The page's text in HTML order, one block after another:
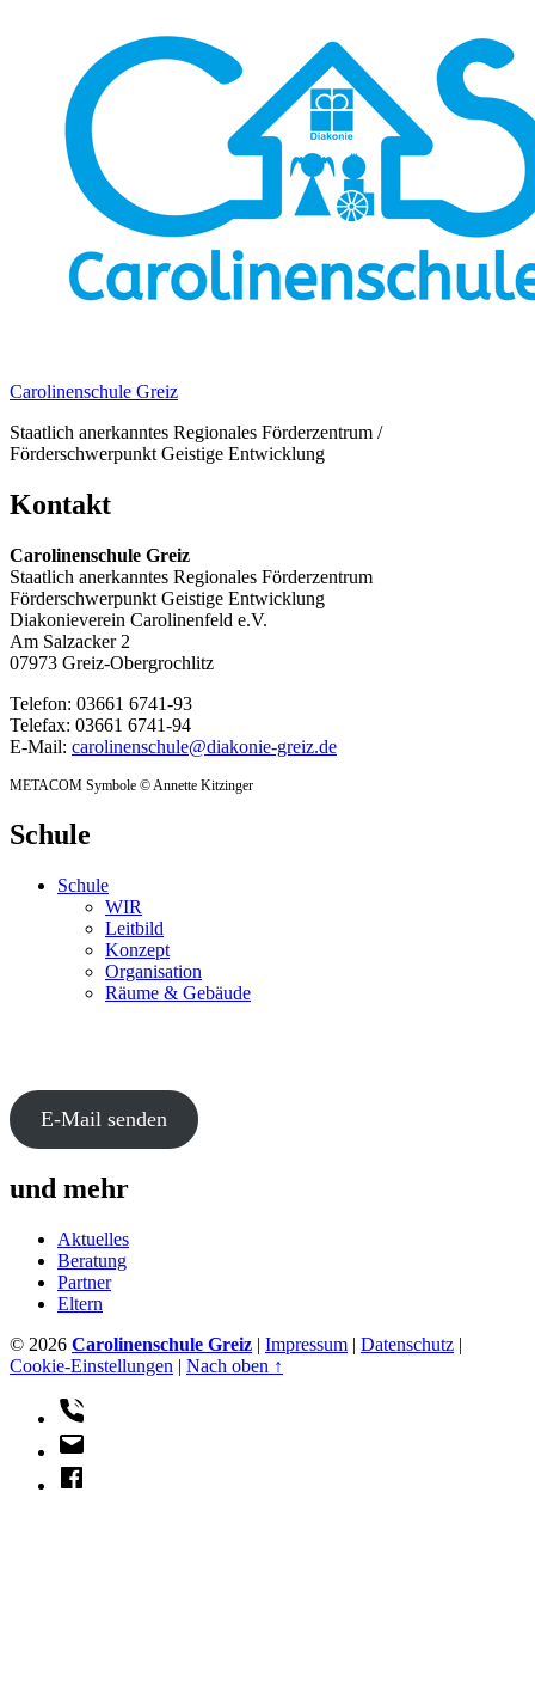
Carolinenschule Greiz
Staatlich anerkanntes Regionales Förderzentrum /
Förderschwerpunkt Geistige Entwicklung
Kontakt
Carolinenschule Greiz
Staatlich anerkanntes Regionales Förderzentrum
Förderschwerpunkt Geistige Entwicklung
Diakonieverein Carolinenfeld e.V.
Am Salzacker 2
07973 Greiz-Obergrochlitz
Telefon: 03661 6741-93
Telefax: 03661 6741-94
E-Mail: carolinenschule@diakonie-greiz.de
METACOM Symbole © Annette Kitzinger
Schule
Schule
WIR
Leitbild
Konzept
Organisation
Räume & Gebäude
E-Mail senden
und mehr
Aktuelles
Beratung
Partner
Eltern
© 2026 Carolinenschule Greiz | Impressum | Datenschutz |
Cookie-Einstellungen | Nach oben ↑
Telefon
E-
Mail
Facebook